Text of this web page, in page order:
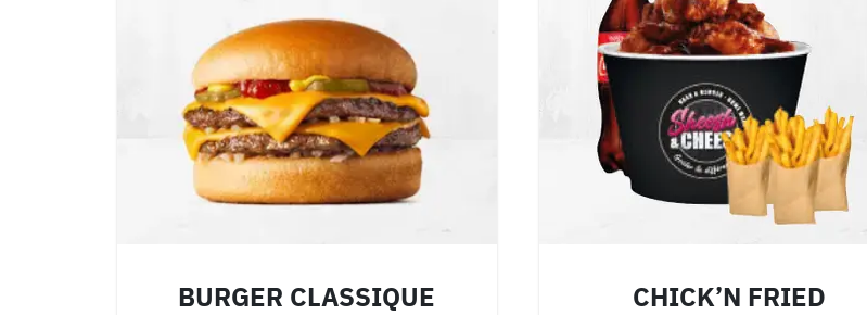
BURGER CLASSIQUE CHICK’N FRIED